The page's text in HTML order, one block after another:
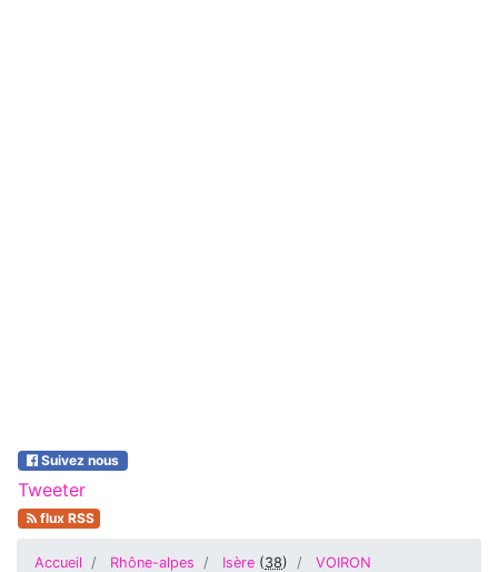
Suivez nous
Tweeter
flux RSS
Accueil Rhône-alpes Isère (38)
VOIRON